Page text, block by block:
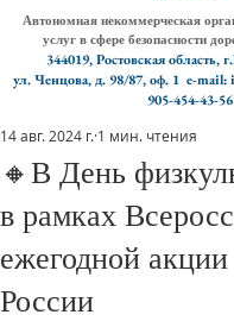
Автономная некоммерческая
услуг в сфере безопасности
344019, Ростовская область,
ул. Ченцова, д. 98/87, оф. 1 e-mail:
905-454-43-56
🔸В День
в рамках
ежегодной
России
14 авг. 2024 г. 1 мин. чтения